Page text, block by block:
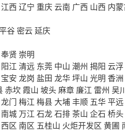
江西 辽宁 重庆 云南 广西 山西 内
谷 密云延庆
奉贤 崇明
阳江 清远 东莞 中山 潮州 揭阳 云浮
宝安 龙岗 盐田 龙华坪山 光明 香洲
赤坎 霞山 坡头麻章 廉江 雷州 吴
龙门 梅江 梅县 大埔丰顺 五华平远
南城 万江 石龙石排茶山 企石 桥头
西区 南区 五桂山 火炬开发区 黄圃